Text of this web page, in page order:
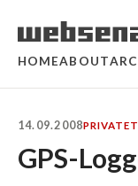
HOMEABOUT
14.09.2008PRIVATE
GPS-